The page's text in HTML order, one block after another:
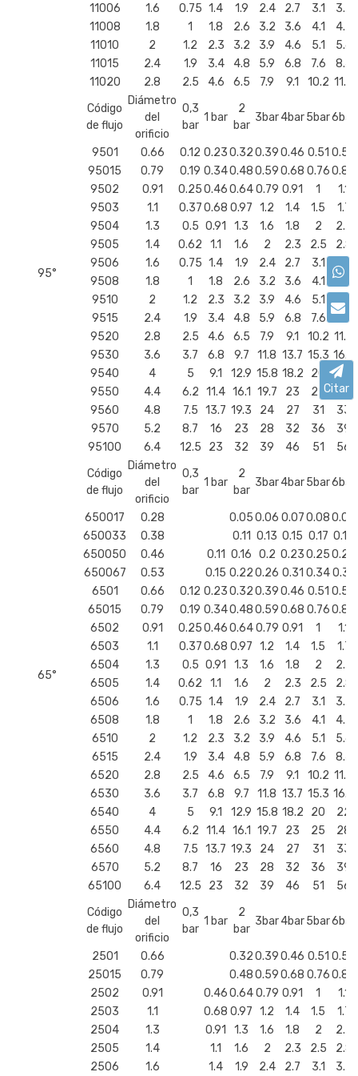
11006 1.6 0.75 1.4 1.9 2.4 2.7 3.1
3.3
11008
1.8 1 1.8 2.6 3.2 3.6 4.1
4.5
11010
2 1.2 2.3 3.2 3.9 4.6 5.1
5.6
11015
2.4 1.9 3.4 4.8 5.9 6.8 7.6
8.4
11020
2.8 2.5 4.6 6.5 7.9 9.1 10.2 11.2
95°
Código
de flujo
Diámetro
del
orificio
0,3
bar
1 bar
2
bar
3bar4bar5bar6bar
9501 0.66 0.12 0.230.320.390.46 0.51 0.56
95015
0.79 0.19 0.340.480.590.68 0.760.84
9502
0.91 0.250.460.640.79 0.91 1
1.1
9503
1.1 0.370.68 0.97 1.2 1.4 1.5
1.7
9504
1.3 0.5 0.91 1.3 1.6 1.8 2
2.2
9505
1.4 0.62 1.1 1.6 2 2.3 2.5
2.8
9506
1.6 0.75 1.4 1.9 2.4 2.7 3.1
3.3
9508
1.8 1 1.8 2.6 3.2 3.6 4.1
4.5
9510
2 1.2 2.3 3.2 3.9 4.6 5.1
5.6
9515
2.4 1.9 3.4 4.8 5.9 6.8 7.6
8.4
9520
2.8 2.5 4.6 6.5 7.9 9.1 10.2 11.2
9530
3.6 3.7 6.8 9.7 11.8 13.7 15.3 16.7
9540
4 5 9.1 12.9 15.8 18.2 20
22
9550
4.4 6.2 11.4 16.1 19.7 23 25
28
9560
4.8 7.5 13.7 19.3 24 27 31
33
9570
5.2 8.7 16 23 28 32 36
39
95100
6.4 12.5 23 32 39 46 51 56
65°
Código
de flujo
Diámetro
del
orificio
0,3
bar
1 bar
2
bar
3bar4bar5bar6bar
650017 0.28 0.050.06 0.070.080.09
650033
0.38 0.11 0.13 0.15 0.17 0.18
650050
0.46 0.11 0.16 0.2 0.230.250.28
650067
0.53 0.15 0.220.26 0.31 0.340.37
6501
0.66 0.12 0.230.320.390.46 0.51 0.56
65015
0.79 0.19 0.340.480.590.68 0.760.84
6502
0.91 0.250.460.640.79 0.91 1
1.1
6503
1.1 0.370.68 0.97 1.2 1.4 1.5
1.7
6504
1.3 0.5 0.91 1.3 1.6 1.8 2
2.2
6505
1.4 0.62 1.1 1.6 2 2.3 2.5
2.8
6506
1.6 0.75 1.4 1.9 2.4 2.7 3.1
3.3
6508
1.8 1 1.8 2.6 3.2 3.6 4.1
4.5
6510
2 1.2 2.3 3.2 3.9 4.6 5.1
5.6
6515
2.4 1.9 3.4 4.8 5.9 6.8 7.6
8.4
6520
2.8 2.5 4.6 6.5 7.9 9.1 10.2 11.2
6530
3.6 3.7 6.8 9.7 11.8 13.7 15.3 16.7
6540
4 5 9.1 12.9 15.8 18.2 20
22
6550
4.4 6.2 11.4 16.1 19.7 23 25
28
6560
4.8 7.5 13.7 19.3 24 27 31
33
6570
5.2 8.7 16 23 28 32 36
39
65100
6.4 12.5 23 32 39 46 51 56
Código
de flujo
Diámetro
del
orificio
0,3
bar
1 bar
2
bar
3bar4bar5bar6bar
2501 0.66 0.320.390.46 0.51 0.56
25015
0.79 0.480.590.68 0.760.84
2502
0.91 0.460.640.79 0.91 1
1.1
2503
1.1 0.68 0.97 1.2 1.4 1.5
1.7
2504
1.3 0.91 1.3 1.6 1.8 2
2.2
2505
1.4 1.1 1.6 2 2.3 2.5
2.8
2506
1.6 1.4 1.9 2.4 2.7 3.1
3.3
Citar